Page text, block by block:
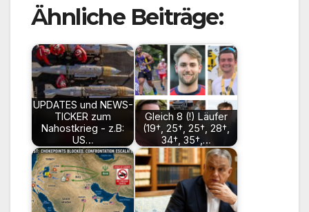
Ähnliche Beiträge:
UPDATES und NEWS-
TICKER zum
Nahostkrieg - z.B:
US…
Gleich 8 (!) Läufer
(19†, 25†, 25†, 28†,
34†, 35†,…